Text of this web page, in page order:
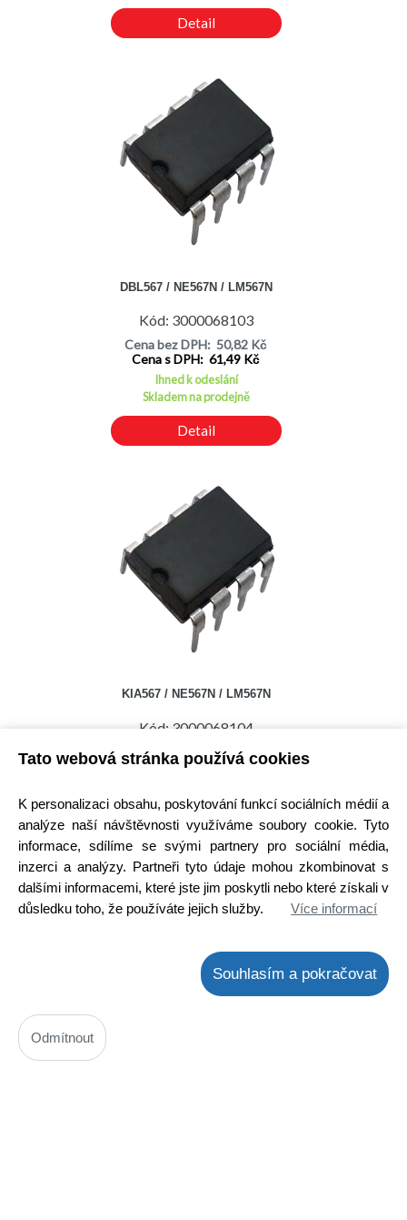
Tato webová stránka používá cookies
K personalizaci obsahu, poskytování funkcí sociálních médií a
analýze naší návštěvnosti využíváme soubory cookie. Tyto
informace, sdílíme se svými partnery pro sociální média,
inzerci a analýzy. Partneři tyto údaje mohou zkombinovat s
dalšími informacemi, které jste jim poskytli nebo které získali v
důsledku toho, že používáte jejich služby.
Více informací
Souhlasím a pokračovat
Odmítnout
Detail
DBL567 / NE567N / LM567N
Kód: 3000068103
Cena bez DPH: 50,82 Kč
Cena s DPH: 61,49 Kč
Ihned k odeslání
Skladem na prodejně
Detail
KIA567 / NE567N / LM567N
Kód: 3000068104
Cena bez DPH: 50,82 Kč
Cena s DPH: 61,49 Kč
Skladem na prodejně
Detail